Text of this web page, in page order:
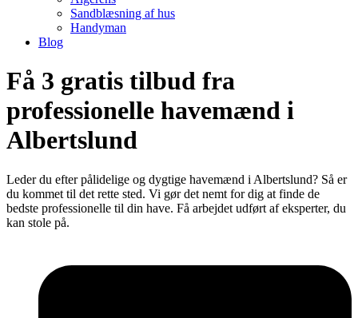
Sandblæsning af hus
Handyman
Blog
Få 3 gratis tilbud fra
professionelle havemænd i
Albertslund
Leder du efter pålidelige og dygtige havemænd i Albertslund? Så er
du kommet til det rette sted. Vi gør det nemt for dig at finde de
bedste professionelle til din have. Få arbejdet udført af eksperter, du
kan stole på.